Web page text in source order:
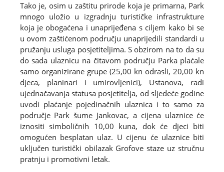
Tako je, osim u zaštitu prirode koja je primarna, Park
mnogo uložio u izgradnju turističke infrastrukture
koja je obogaćena i unaprijeđena s ciljem kako bi se
u ovom zaštićenom području unaprijedili standardi u
pružanju usluga posjetiteljima. S obzirom na to da su
do sada ulaznicu na čitavom području Parka plaćale
samo organizirane grupe (25,00 kn odrasli, 20,00 kn
djeca, planinari i umirovljenici), Ustanova, radi
ujednačavanja statusa posjetitelja, od sljedeće godine
uvodi plaćanje pojedinačnih ulaznica i to samo za
područje Park šume Jankovac, a cijena ulaznice će
iznositi simboličnih 10,00 kuna, dok će djeci biti
omogućen besplatan ulaz. U cijenu će ulaznice biti
uključen turistički obilazak Grofove staze uz stručnu
pratnju i promotivni letak.